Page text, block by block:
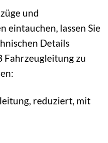
und
eintauchen, lassen Sie
Details
Fahrzeugleitung zu
reduziert, mit